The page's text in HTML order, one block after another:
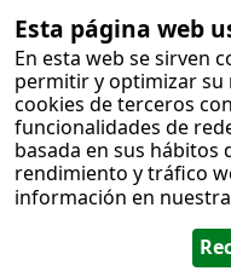
Esta página web
En esta web se sirven
permitir y optimizar su
cookies de terceros
funcionalidades de
basada en sus hábitos
rendimiento y tráfico
información en nuestra